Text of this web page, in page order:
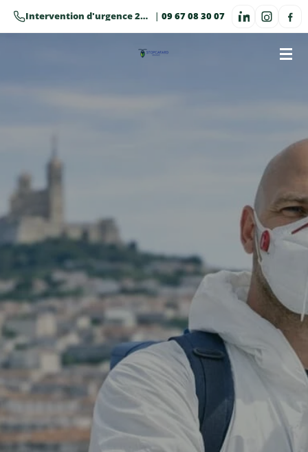
Intervention d'urgence 24h/24 · 7j/7 | 09 67 08 30 07
Passer
au